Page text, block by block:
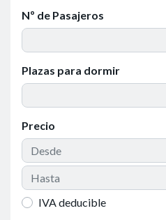
Nº de Pasajeros
Plazas para dormir
Precio
IVA deducible